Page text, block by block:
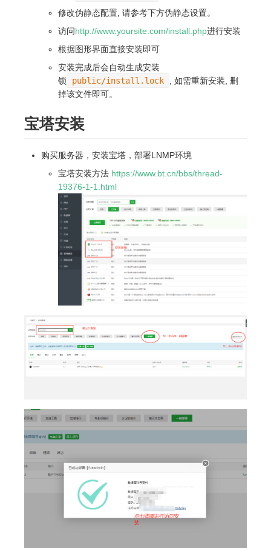
修改伪静态配置, 请参考下方伪静态设置。
访问http://www.yoursite.com/install.php进行安装
根据图形界面直接安装即可
安装完成后会自动生成安装
锁
public/install.lock
, 如需重新安装, 删
掉该文件即可。
宝塔安装
购买服务器，安装宝塔，部署LNMP环境
宝塔安装方法 https://www.bt.cn/bbs/thread-
19376-1-1.html